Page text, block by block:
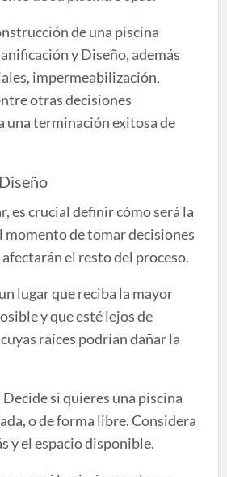
de una piscina
y Diseño, además
impermeabilización,
otras decisiones
una terminación exitosa de
es crucial definir cómo será la
momento de tomar decisiones
el resto del proceso.
lugar que reciba la mayor
y que esté lejos de
raíces podrían dañar la
si quieres una piscina
o de forma libre. Considera
y el espacio disponible.